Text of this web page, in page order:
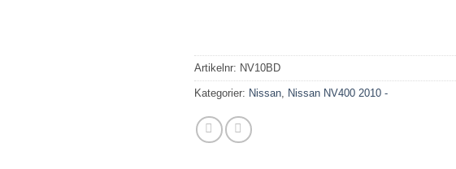
Artikelnr: NV10BD
Kategorier: Nissan, Nissan NV400 2010 -